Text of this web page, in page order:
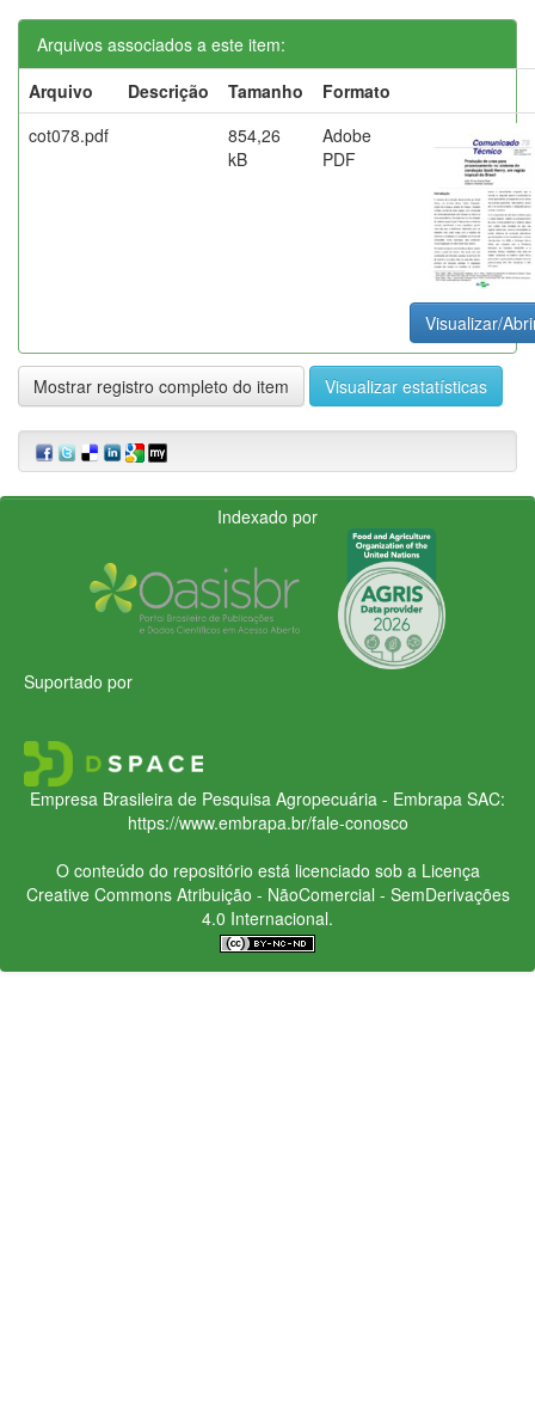
Arquivos associados a este item:
Arquivo
Descrição Tamanho
Formato
cot078.pdf
854,26
kB
Adobe
PDF
Visualizar/
Mostrar registro completo do item Visualizar estatísticas
Indexado por
Suportado por
Empresa Brasileira de Pesquisa Agropecuária - Embrapa SAC:
https://www.embrapa.br/fale-conosco
O conteúdo do repositório está licenciado sob a Licença
Creative CommonsAtribuição - NãoComercial - SemDerivações
4.0 Internacional.